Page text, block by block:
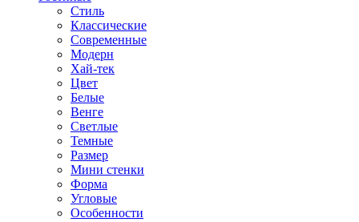
Стиль
Классические
Современные
Модерн
Хай-тек
Цвет
Белые
Венге
Светлые
Темные
Размер
Мини стенки
Форма
Угловые
Особенности